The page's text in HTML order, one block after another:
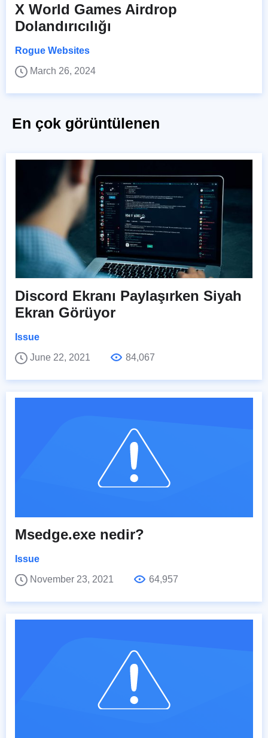
X World Games Airdrop
Dolandırıcılığı
Rogue Websites
March 26, 2024
En çok görüntülenen
Discord Ekranı Paylaşırken Siyah
Ekran Görüyor
Issue
June 22, 2021
84,067
Msedge.exe nedir?
Issue
November 23, 2021
64,957